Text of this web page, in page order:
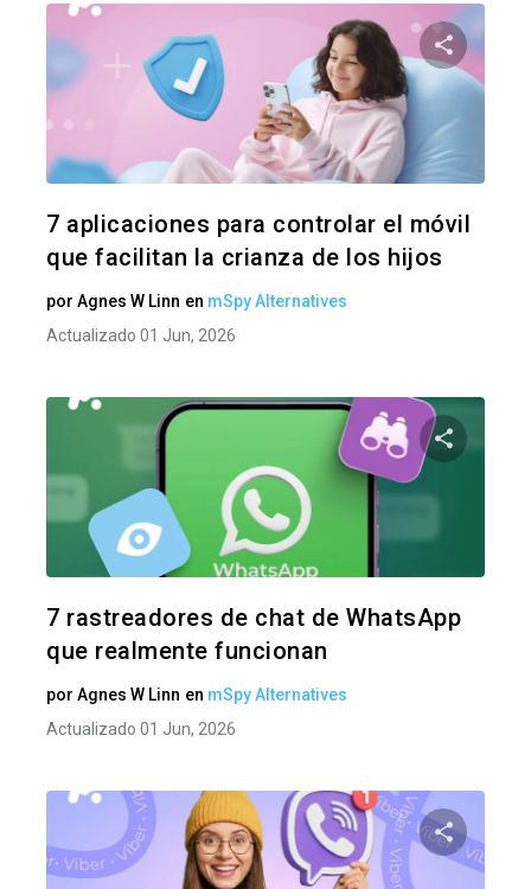
7 aplicaciones para controlar el móvil
que facilitan la crianza de los hijos
por Agnes W Linn en mSpy Alternatives
Actualizado 01 Jun, 2026
7 rastreadores de chat de WhatsApp
que realmente funcionan
por Agnes W Linn en mSpy Alternatives
Actualizado 01 Jun, 2026